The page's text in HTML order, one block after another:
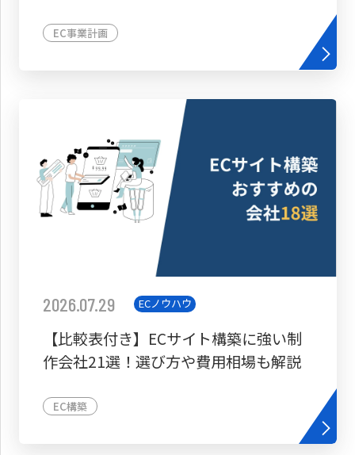
EC事業計画
2026.07.29 ECノウハウ
【比較表付き】ECサイト構築に強い制
作会社21選！選び方や費用相場も解説
EC構築